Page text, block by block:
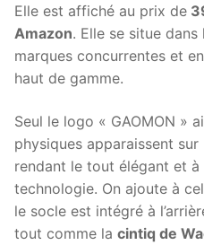
Elle est affiché au prix de
Amazon. Elle se situe
marques concurrentes et
haut de gamme.
Seul le logo « GAOMON »
physiques apparaissent sur
rendant le tout élégant et
technologie. On ajoute à
le socle est intégré à
tout comme la cintiq de